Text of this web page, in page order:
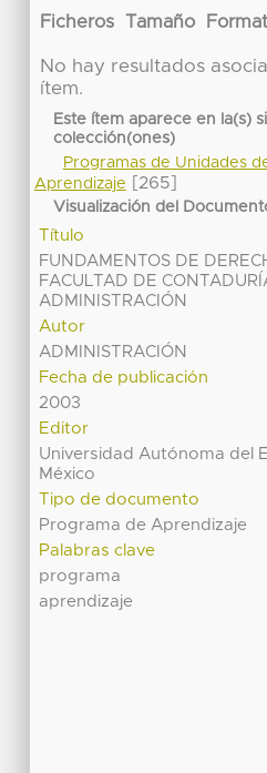
Ficheros Tamaño
No hay resultados
ítem.
Este ítem aparece en la(s)
colección(ones)
Programas de Unidades
Aprendizaje
[265]
Visualización del
Título
FUNDAMENTOS DE
FACULTAD DE
ADMINISTRACIÓN
Autor
ADMINISTRACIÓN
Fecha de publicación
2003
Editor
Universidad Autónoma del
México
Tipo de documento
Programa de Aprendizaje
Palabras clave
programa
aprendizaje